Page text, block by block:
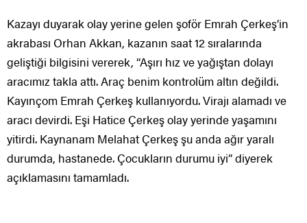
Kazayı duyarak olay yerine gelen şoför Emrah Çerkeş’in
akrabası Orhan Akkan, kazanın saat 12 sıralarında
geliştiği bilgisini vererek, “Aşırı hız ve yağıştan dolayı
aracımız takla attı. Araç benim kontrolüm altın değildi.
Kayınçom Emrah Çerkeş kullanıyordu. Virajı alamadı ve
aracı devirdi. Eşi Hatice Çerkeş olay yerinde yaşamını
yitirdi. Kaynanam Melahat Çerkeş şu anda ağır yaralı
durumda, hastanede. Çocukların durumu iyi” diyerek
açıklamasını tamamladı.